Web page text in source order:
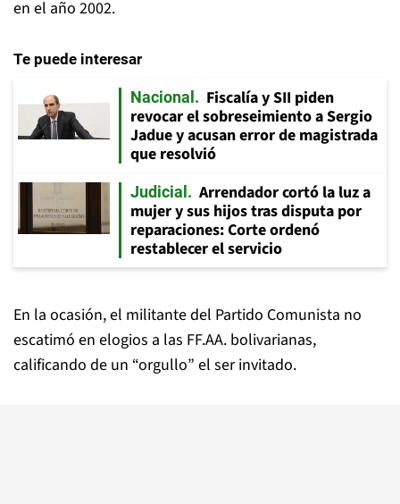
en el año 2002.
Te puede interesar
Nacional
Fiscalía y SII piden
revocar el sobreseimiento a Sergio
Jadue y acusan error de magistrada
que resolvió
Judicial
Arrendador cortó la luz a
mujer y sus hijos tras disputa por
reparaciones: Corte ordenó
restablecer el servicio
En la ocasión, el militante del Partido Comunista no
escatimó en elogios a las FF.AA. bolivarianas,
calificando de un “orgullo” el ser invitado.